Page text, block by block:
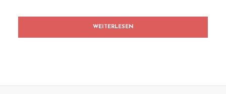
WEITERLESEN